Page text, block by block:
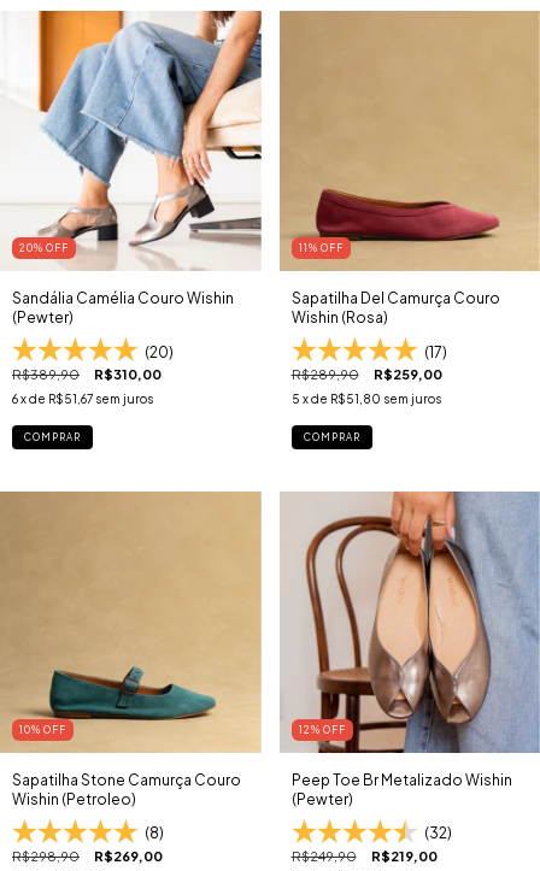
20% OFF
Sandália Camélia Couro Wishin
(Pewter)
(20)
R$389,90 R$310,00
6x de R$51,67 sem juros
COMPRAR
11 % OFF
Sapatilha Del Camurça Couro
Wishin (Rosa)
(17)
R$289,90 R$259,00
5 x de R$51,80 sem juros
COMPRAR
10% OFF
Sapatilha Stone Camurça Couro
Wishin (Petroleo)
(8)
R$298,90 R$269,00
12 % OFF
Peep Toe Br Metalizado Wishin
(Pewter)
(32)
R$249,90 R$219,00